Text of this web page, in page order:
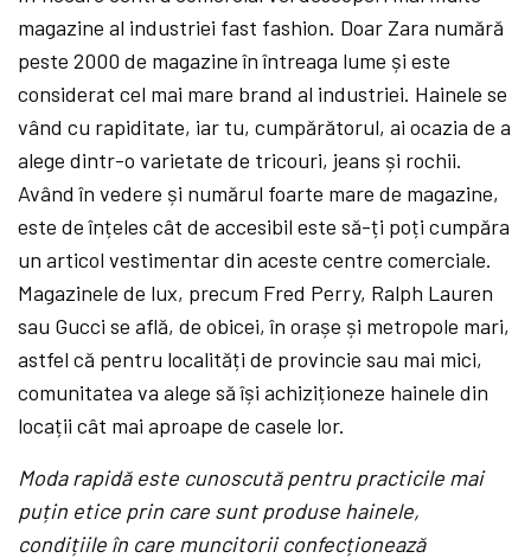
magazine al industriei fast fashion. Doar Zara numără
peste 2000 de magazine în întreaga lume și este
considerat cel mai mare brand al industriei. Hainele se
vând cu rapiditate, iar tu, cumpărătorul, ai ocazia de a
alege dintr-o varietate de tricouri, jeans și rochii.
Având în vedere și numărul foarte mare de magazine,
este de înțeles cât de accesibil este să-ți poți cumpăra
un articol vestimentar din aceste centre comerciale.
Magazinele de lux, precum Fred Perry, Ralph Lauren
sau Gucci se află, de obicei, în orașe și metropole mari,
astfel că pentru localități de provincie sau mai mici,
comunitatea va alege să își achiziționeze hainele din
locații cât mai aproape de casele lor.
Moda rapidă este cunoscută pentru practicile mai
puțin etice prin care sunt produse hainele,
condițiile în care muncitorii confecționează